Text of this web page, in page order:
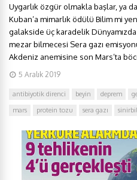
Uygarlık özgür olmakla başlar, ya
Kuban’a mimarlık ödülü Bilim mi
galakside üç karadelik
mezar bilmecesi Sera gazı
Akdeniz anemisine son Mars’ta
5 Aralık 2019
antibiyotik direnci beyin deprem
mars
protein tozu sera gazı